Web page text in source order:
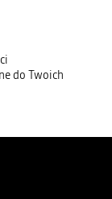
do Twoich